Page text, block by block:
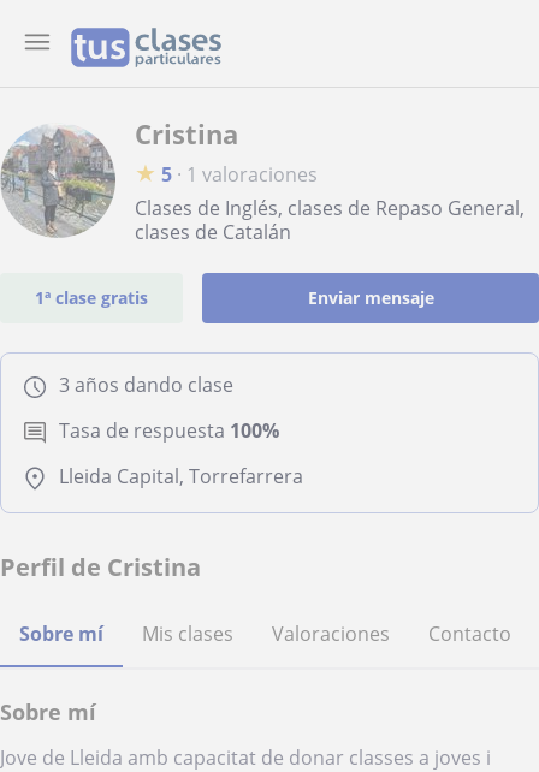
Cristina
★ 5 · 1 valoraciones
Clases de Inglés, clases de Repaso General,
clases de Catalán
1ª clase gratis Enviar mensaje
3 años dando clase
Tasa de respuesta 100%
Lleida Capital, Torrefarrera
Perfil de Cristina
Sobre mí Mis clases Valoraciones Contacto
Sobre mí
Jove de Lleida amb capacitat de donar classes a joves i